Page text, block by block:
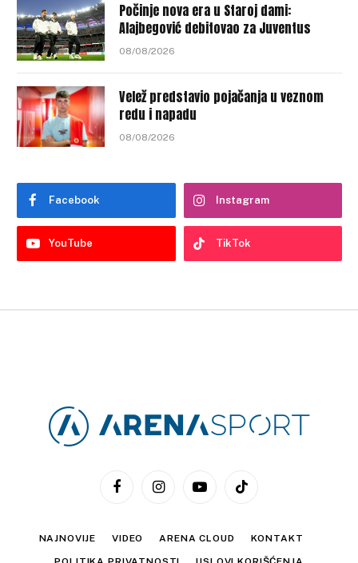
Počinje nova era u Staroj dami:
Alajbegović debitovao za Juventus
08/08/2026
Velež predstavio pojačanja u veznom
redu i napadu
08/08/2026
Facebook Instagram
YouTube TikTok
FacebookInstagramYouTubeTikTok
NAJNOVIJE VIDEO ARENA CLOUD KONTAKT